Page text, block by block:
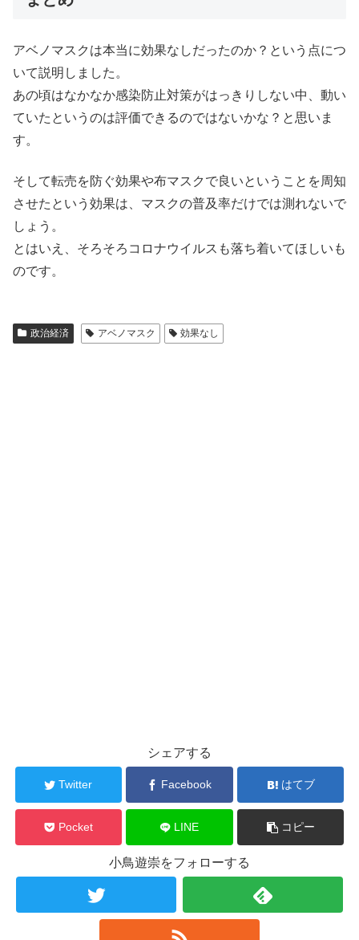
アベノマスクは本当に効果なしだったのか？という点につ
いて説明しました。
あの頃はなかなか感染防止対策がはっきりしない中、動い
ていたというのは評価できるのではないかな？と思いま
す。
そして転売を防ぐ効果や布マスクで良いということを周知
させたという効果は、マスクの普及率だけでは測れないで
しょう。
とはいえ、そろそろコロナウイルスも落ち着いてほしいも
のです。
政治経済 アベノマスク 効果なし
シェアする
Twitter Facebook はてブ
Pocket LINE コピー
小鳥遊崇をフォローする